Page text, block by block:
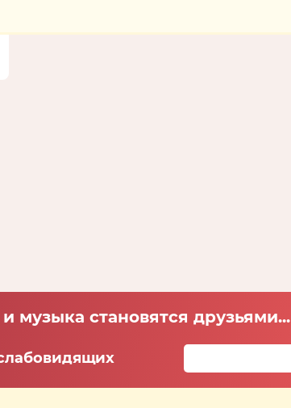
музыка становятся друзьями...